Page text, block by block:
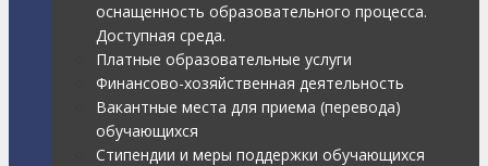
оснащенность образовательного процесса.
Доступная среда.
Платные образовательные услуги
Финансово-хозяйственная деятельность
Вакантные места для приема (перевода)
обучающихся
Стипендии и меры поддержки обучающихся